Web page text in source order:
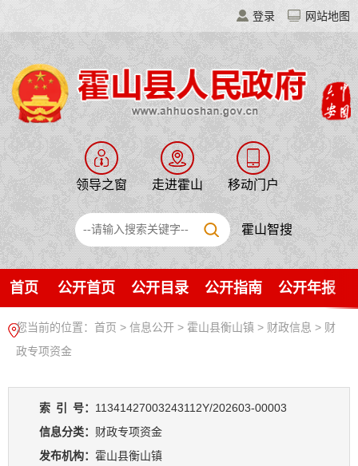
登录 网站地图
领导之窗 走进霍山 移动门户
霍山智搜
首页 公开首页 公开目录 公开指南 公开年报
您当前的位置： 首页 > 信息公开 > 霍山县衡山镇 > 财政信息 > 财
政专项资金
索 引 号： 11341427003243112Y/202603-00003
信息分类： 财政专项资金
发布机构： 霍山县衡山镇